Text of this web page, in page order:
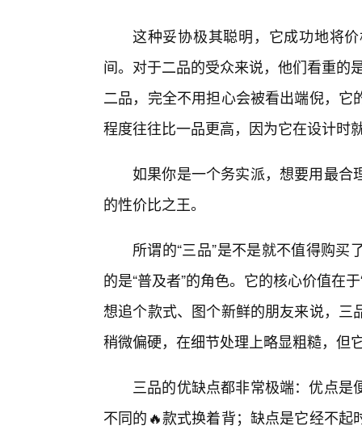
这种妥协极其聪明，它成功地将
间。对于二品的受众来说，他们看重的
二品，完全不用担心会被看出端倪，
程度往往比一品更高，因为它在设计时
如果你是一个务实派，想要用最合
的性价比之王。
所谓的“三品”是不是就不值得购
的是“普及者”的角色。它的核心价值在
想追个款式、图个新鲜的朋友来说，
稍微偏硬，在细节处理上略显粗糙，但
三品的优缺点都非常极端：优点
不同的🔥款式换着背；缺点是它经不